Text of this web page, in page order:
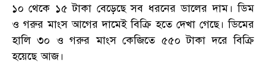
১০ থেকে ১৫ টাকা বেড়েছে সব ধরনের ডালের দাম। ডিম
ও গরুর মাংস আগের দামেই বিক্রি হতে দেখা গেছে। ডিমের
হালি ৩০ ও গরুর মাংস কেজিতে ৫৫০ টাকা দরে বিক্রি
হয়েছে আজ।